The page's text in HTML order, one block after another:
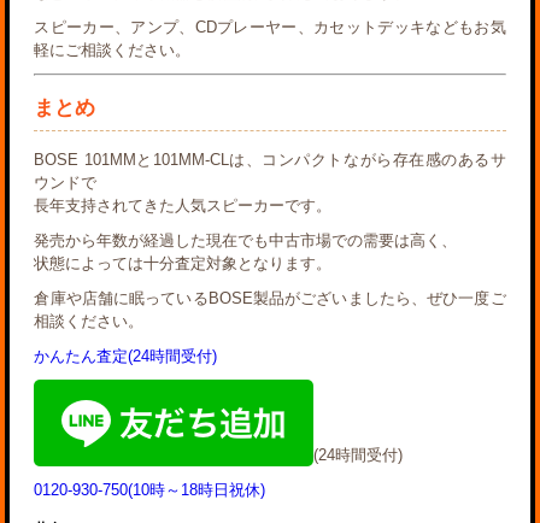
スピーカー、アンプ、CDプレーヤー、カセットデッキなどもお気
軽にご相談ください。
まとめ
BOSE 101MMと101MM-CLは、コンパクトながら存在感のあるサ
ウンドで
長年支持されてきた人気スピーカーです。
発売から年数が経過した現在でも中古市場での需要は高く、
状態によっては十分査定対象となります。
倉庫や店舗に眠っているBOSE製品がございましたら、ぜひ一度ご
相談ください。
かんたん査定(24時間受付)
(24時間受付)
0120-930-750(10時～18時日祝休)